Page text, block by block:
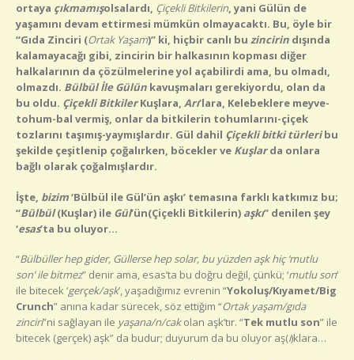
ortaya çıkmamışolsalardı, Çiçekli Bitkilerin,yani Gülün de
yaşamını devam ettirmesi mümkün olmayacaktı. Bu, öyle bir
“Gıda Zinciri (Ortak Yaşam)” ki, hiçbir canlı bu zincirin dışında
kalamayacağı gibi, zincirin bir halkasının kopması diğer
halkalarının da çözülmelerine yol açabilirdi ama, bu olmadı,
olmazdı. Bülbül İle Gülün kavuşmaları gerekiyordu, olan da
bu oldu. Çiçekli BitkilerKuşlara, Arı’lara, Kelebeklere meyve-
tohum-bal vermiş, onlar da bitkilerin tohumlarını-çiçek
tozlarını taşımış-yaymışlardır. Gül dahil Çiçekli bitki türleribu
şekilde çeşitlenip çoğalırken, böcekler ve Kuşlarda onlara
bağlı olarak çoğalmışlardır.
İşte, bizim‘Bülbül ile Gül’ün aşkı’ temasına farklı katkımız bu;
“Bülbül(Kuşlar) ile Gül’ün(Çiçekli Bitkilerin) aşkı” denilen şey
‘esas’ta bu oluyor…
“Bülbüller hep gider, Güllerse hep solar, bu yüzden aşk hiç ‘mutlu
son’ ile bitmez” denir ama, esas’ta bu doğru değil, çünkü; ‘mutlu son‘
ile bitecek ‘gerçek/aşk’, yaşadığımız evrenin “Yokoluş/Kıyamet/Big
Crunch” anına kadar sürecek, söz ettiğim “Ortak yaşam/gıda
zinciri”ni sağlayan ile yaşana/n/cakolan aşk’tır. “Tek mutlu son” ile
bitecek (gerçek) aşk” da budur; duyurum da bu oluyor aş(ı)klara…